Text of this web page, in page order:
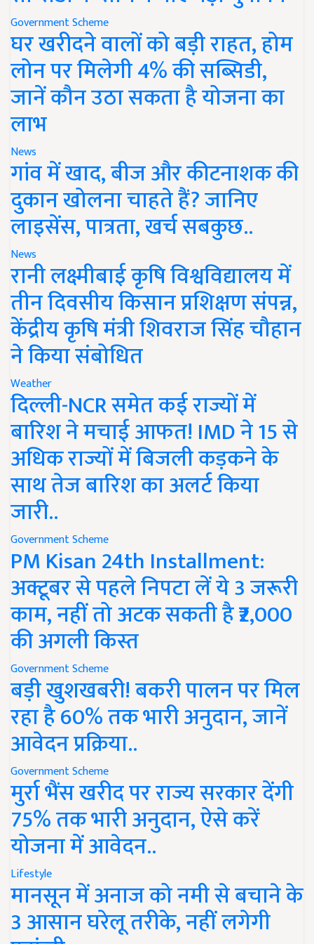
Government Scheme
घर खरीदने वालों को बड़ी राहत, होम
लोन पर मिलेगी 4% की सब्सिडी,
जानें कौन उठा सकता है योजना का
लाभ
News
गांव में खाद, बीज और कीटनाशक की
दुकान खोलना चाहते हैं? जानिए
लाइसेंस, पात्रता, खर्च सबकुछ..
News
रानी लक्ष्मीबाई कृषि विश्वविद्यालय में
तीन दिवसीय किसान प्रशिक्षण संपन्न,
केंद्रीय कृषि मंत्री शिवराज सिंह चौहान
ने किया संबोधित
Weather
दिल्ली-NCR समेत कई राज्यों में
बारिश ने मचाई आफत! IMD ने 15 से
अधिक राज्यों में बिजली कड़कने के
साथ तेज बारिश का अलर्ट किया
जारी..
Government Scheme
PM Kisan 24th Installment:
अक्टूबर से पहले निपटा लें ये 3 जरूरी
काम, नहीं तो अटक सकती है ₹2,000
की अगली किस्त
Government Scheme
बड़ी खुशखबरी! बकरी पालन पर मिल
रहा है 60% तक भारी अनुदान, जानें
आवेदन प्रक्रिया..
Government Scheme
मुर्रा भैंस खरीद पर राज्य सरकार देंगी
75% तक भारी अनुदान, ऐसे करें
योजना में आवेदन..
Lifestyle
मानसून में अनाज को नमी से बचाने के
3 आसान घरेलू तरीके, नहीं लगेगी